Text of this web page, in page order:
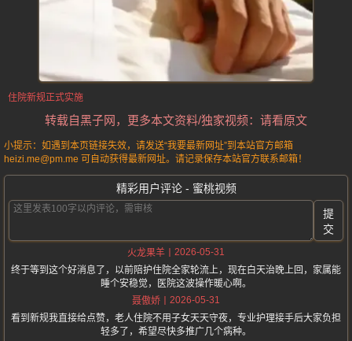
住院新规正式实施
转载自黑子网，更多本文资料/独家视频：请看原文
小提示：如遇到本页链接失效，请发送“我要最新网址”到本站官方邮箱
heizi.me@pm.me 可自动获得最新网址。请记录保存本站官方联系邮箱！
精彩用户评论 - 蜜桃视频
提
交
火龙果羊
2026-05-31
终于等到这个好消息了，以前陪护住院全家轮流上，现在白天治晚上回，家属能
睡个安稳觉，医院这波操作暖心啊。
聂傲娇
2026-05-31
看到新规我直接给点赞，老人住院不用子女天天守夜，专业护理接手后大家负担
轻多了，希望尽快多推广几个病种。